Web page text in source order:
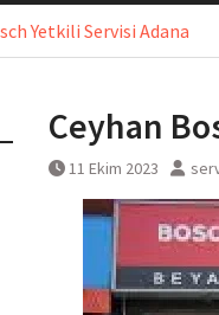
Yetkili Servisi Adana
Ceyhan
11 Ekim 2023